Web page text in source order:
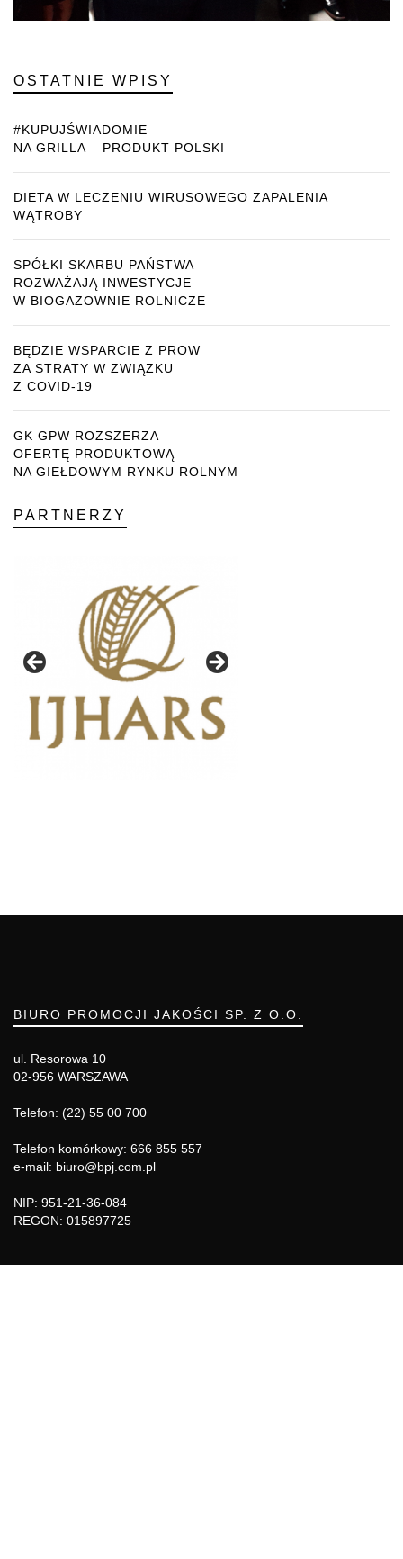
OSTATNIE WPISY
#KUPUJŚWIADOMIE
NA GRILLA – PRODUKT POLSKI
DIETA W LECZENIU WIRUSOWEGO ZAPALENIA
WĄTROBY
SPÓŁKI SKARBU PAŃSTWA
ROZWAŻAJĄ INWESTYCJE
W BIOGAZOWNIE ROLNICZE
BĘDZIE WSPARCIE Z PROW
ZA STRATY W ZWIĄZKU
Z COVID-19
GK GPW ROZSZERZA
OFERTĘ PRODUKTOWĄ
NA GIEŁDOWYM RYNKU ROLNYM
PARTNERZY
BIURO PROMOCJI JAKOŚCI SP. Z O.O.
ul. Resorowa 10
02-956 WARSZAWA
Telefon: (22) 55 00 700
Telefon komórkowy: 666 855 557
e-mail: biuro@bpj.com.pl
NIP: 951-21-36-084
REGON: 015897725